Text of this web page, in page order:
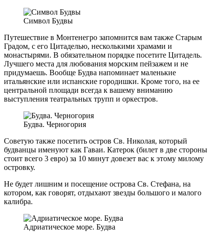
Символ Будвы
Путешествие в Монтенегро запомнится вам также Старым
Градом, с его Цитаделью, несколькими храмами и
монастырями. В обязательном порядке посетите Цитадель.
Лучшего места для любования морским пейзажем и не
придумаешь. Вообще Будва напоминает маленькие
итальянские или испанские городишки. Кроме того, на ее
центральной площади всегда к вашему вниманию
выступления театральных трупп и оркестров.
Будва. Черногория
Советую также посетить остров Св. Николая, который
будванцы именуют как Гаваи. Катерок (билет в две стороны
стоит всего 3 евро) за 10 минут довезет вас к этому милому
островку.
Не будет лишним и посещение острова Св. Стефана, на
котором, как говорят, отдыхают звезды большого и малого
калибра.
Адриатическое море. Будва